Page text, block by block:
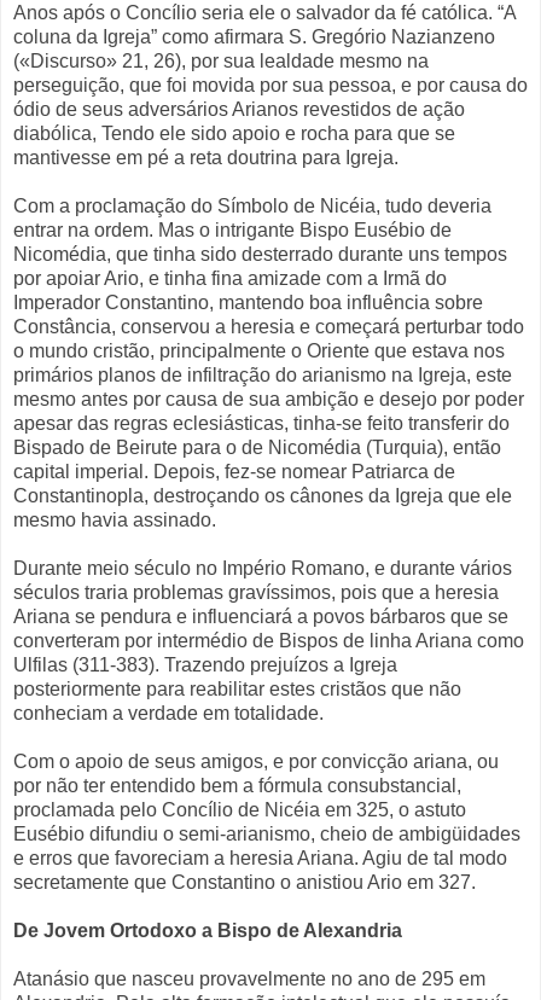
Anos após o Concílio seria ele o salvador da fé católica. “A
coluna da Igreja” como afirmara S. Gregório Nazianzeno
(«Discurso» 21, 26), por sua lealdade mesmo na
perseguição, que foi movida por sua pessoa, e por causa do
ódio de seus adversários Arianos revestidos de ação
diabólica, Tendo ele sido apoio e rocha para que se
mantivesse em pé a reta doutrina para Igreja.
Com a proclamação do Símbolo de Nicéia, tudo deveria
entrar na ordem. Mas o intrigante Bispo Eusébio de
Nicomédia, que tinha sido desterrado durante uns tempos
por apoiar Ario, e tinha fina amizade com a Irmã do
Imperador Constantino, mantendo boa influência sobre
Constância, conservou a heresia e começará perturbar todo
o mundo cristão, principalmente o Oriente que estava nos
primários planos de infiltração do arianismo na Igreja, este
mesmo antes por causa de sua ambição e desejo por poder
apesar das regras eclesiásticas, tinha-se feito transferir do
Bispado de Beirute para o de Nicomédia (Turquia), então
capital imperial. Depois, fez-se nomear Patriarca de
Constantinopla, destroçando os cânones da Igreja que ele
mesmo havia assinado.
Durante meio século no Império Romano, e durante vários
séculos traria problemas gravíssimos, pois que a heresia
Ariana se pendura e influenciará a povos bárbaros que se
converteram por intermédio de Bispos de linha Ariana como
Ulfilas (311-383). Trazendo prejuízos a Igreja
posteriormente para reabilitar estes cristãos que não
conheciam a verdade em totalidade.
Com o apoio de seus amigos, e por convicção ariana, ou
por não ter entendido bem a fórmula consubstancial,
proclamada pelo Concílio de Nicéia em 325, o astuto
Eusébio difundiu o semi-arianismo, cheio de ambigüidades
e erros que favoreciam a heresia Ariana. Agiu de tal modo
secretamente que Constantino o anistiou Ario em 327.
De Jovem Ortodoxo a Bispo de Alexandria
Atanásio que nasceu provavelmente no ano de 295 em